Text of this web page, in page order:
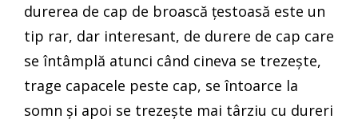
durerea de cap de broască țestoasă este un
tip rar, dar interesant, de durere de cap care
se întâmplă atunci când cineva se trezește,
trage capacele peste cap, se întoarce la
somn și apoi se trezește mai târziu cu dureri